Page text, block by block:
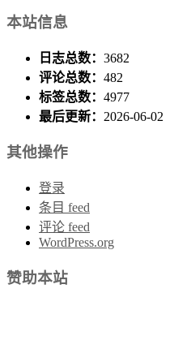
本站信息
日志总数： 3682
评论总数： 482
标签总数： 4977
最后更新： 2026-06-02
其他操作
登录
条目 feed
评论 feed
WordPress.org
赞助本站